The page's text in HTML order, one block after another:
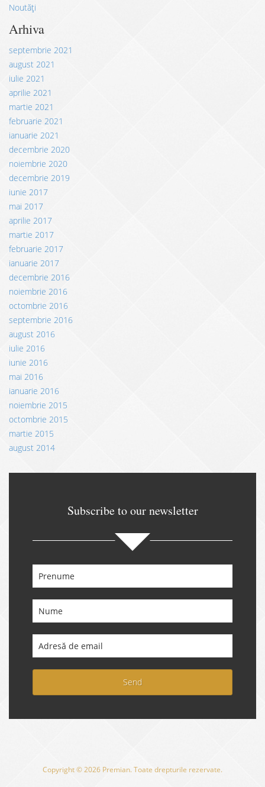
Noutăți
Arhiva
septembrie 2021
august 2021
iulie 2021
aprilie 2021
martie 2021
februarie 2021
ianuarie 2021
decembrie 2020
noiembrie 2020
decembrie 2019
iunie 2017
mai 2017
aprilie 2017
martie 2017
februarie 2017
ianuarie 2017
decembrie 2016
noiembrie 2016
octombrie 2016
septembrie 2016
august 2016
iulie 2016
iunie 2016
mai 2016
ianuarie 2016
noiembrie 2015
octombrie 2015
martie 2015
august 2014
Subscribe to our newsletter
Send
Copyright © 2026 Premian. Toate drepturile rezervate.